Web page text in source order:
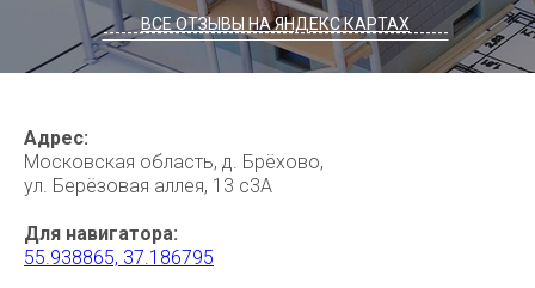
ВСЕ ОТЗЫВЫ НА ЯНДЕКС КАРТАХ
----------------------------------------------------------
Адрес:
Московская область, д. Брёхово,
ул. Берёзовая аллея, 13 с3А
Для навигатора:
55.938865, 37.186795